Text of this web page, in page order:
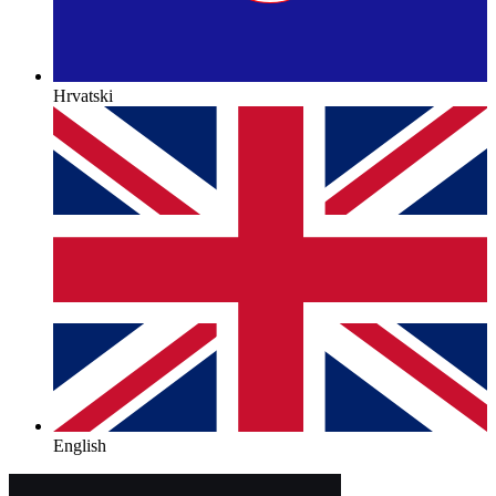
Hrvatski
English